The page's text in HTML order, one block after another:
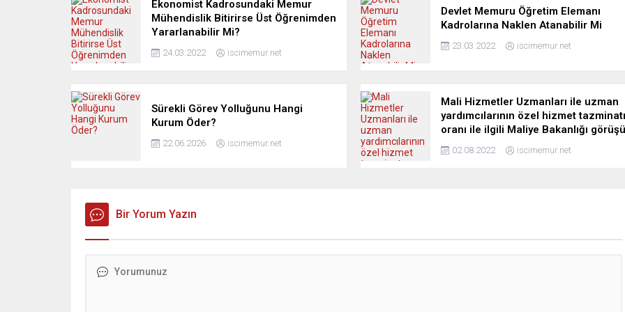
Ekonomist Kadrosundaki Memur
Mühendislik Bitirirse Üst Öğrenimden
Yararlanabilir Mi?
24.03.2022 iscimemur.net
Devlet Memuru Öğretim Elemanı
Kadrolarına Naklen Atanabilir Mi
23.03.2022 iscimemur.net
Sürekli Görev Yolluğunu Hangi
Kurum Öder?
22.06.2026 iscimemur.net
Mali Hizmetler Uzmanları ile uzman
yardımcılarının özel hizmet tazminatı
oranı ile ilgili Maliye Bakanlığı görüşü
02.08.2022 iscimemur.net
Bir Yorum Yazın